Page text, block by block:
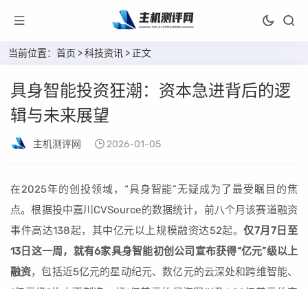
当前位置： 首页 >科技资讯 > 正文
具身智能投资狂潮：资本急进背后的逻
辑与未来展望
主机测评网 2026-01-05
在2025年的创投领域，“具身智能”无疑成为了最受瞩目的焦
点。根据投中嘉川CVSource的数据统计，前八个月该赛道融资
事件高达138起，其中亿元以上规模融资达52起。仅7月7日至
13日这一周，就有6家具身智能初创公司宣布获得“亿元”级以上
融资，包括近5亿元的星动纪元、数亿元的云深处和跨维智能、